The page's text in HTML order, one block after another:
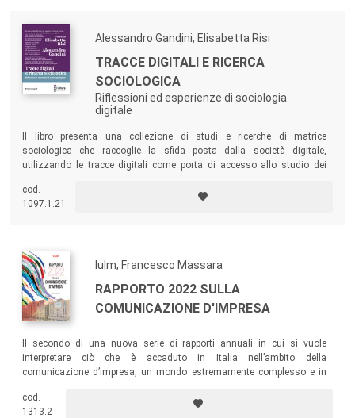
Alessandro Gandini, Elisabetta Risi
TRACCE DIGITALI E RICERCA
SOCIOLOGICA
Riflessioni ed esperienze di sociologia
digitale
Il libro presenta una collezione di studi e ricerche di matrice
sociologica che raccoglie la sfida posta dalla società digitale,
utilizzando le tracce digitali come porta di accesso allo studio dei
cod.
1097.1.21
Iulm, Francesco Massara
RAPPORTO 2022 SULLA
COMUNICAZIONE D'IMPRESA
Il secondo di una nuova serie di rapporti annuali in cui si vuole
interpretare ciò che è accaduto in Italia nell’ambito della
comunicazione d’impresa, un mondo estremamente complesso e in
cod.
1313.2